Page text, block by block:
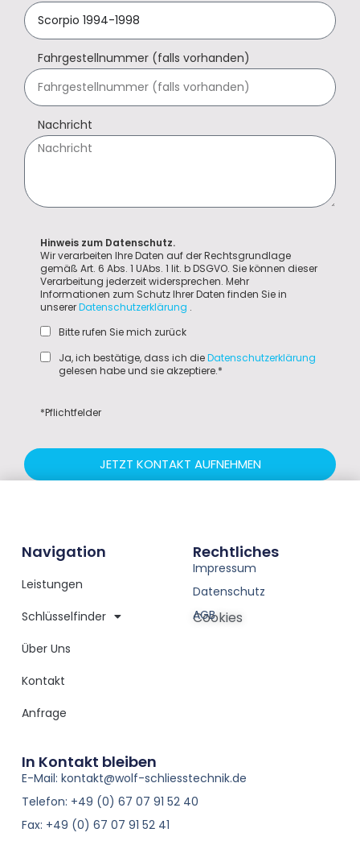
Fahrgestellnummer (falls vorhanden)
Nachricht
Hinweis zum Datenschutz.
Wir verarbeiten Ihre Daten auf der Rechtsgrundlage
gemäß Art. 6 Abs. 1 UAbs. 1 lit. b DSGVO. Sie können dieser
Verarbeitung jederzeit widersprechen. Mehr
Informationen zum Schutz Ihrer Daten finden Sie in
unsererDatenschutzerklärung .
Bitte rufen Sie mich zurück
Ja, ich bestätige, dass ich dieDatenschutzerklärung
gelesen habe und sie akzeptiere.*
*Pflichtfelder
JETZT KONTAKT AUFNEHMEN
In Kontakt bleiben
E-Mail: kontakt@wolf-schliesstechnik.de
Telefon: +49 (0) 67 07 91 52 40
Fax: +49 (0) 67 07 91 52 41
Navigation
Leistungen
Schlüsselfinder
Über Uns
Kontakt
Anfrage
Rechtliches
Impressum
Datenschutz
AGB
Cookies